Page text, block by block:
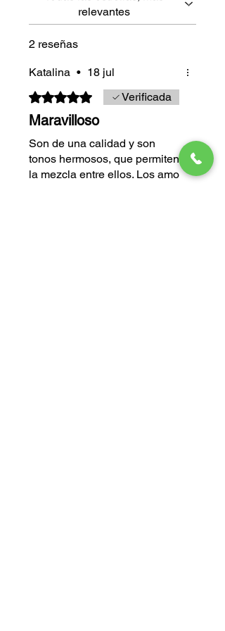
relevantes
2 reseñas
Katalina • 18 jul
Obtuvo 5 de 5 estrellas.Verificada
Maravilloso
Son de una calidad y son
tonos hermosos, que permiten
la mezcla entre ellos. Los amo